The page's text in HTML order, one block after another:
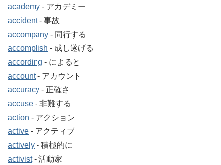
academy ‐ アカデミー
accident‐ 事故
accompany ‐ 同行する
accomplish ‐ 成し遂げる
according ‐ によると
account‐ アカウント
accuracy ‐ 正確さ
accuse ‐ 非難する
action ‐ アクション
active ‐ アクティブ
actively ‐ 積極的に
activist‐ 活動家